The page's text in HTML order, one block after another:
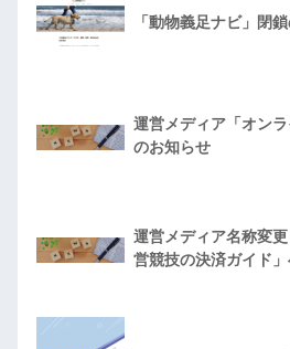
「動物義足ナビ」閉
運営メディア「オン
のお知らせ
運営メディア名称変
営競技の決済ガイド